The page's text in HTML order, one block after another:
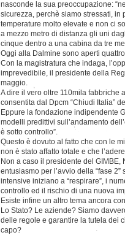
nasconde la sua preoccupazione:
sicurezza, perchè siamo stressati,
temperature molto elevate e non ci
a mezzo metro di distanza gli uni
cinque dentro a una cabina da tre
Oggi alla Dalmine sono aperti
Con la magistratura che indaga,
imprevedibile, il presidente della
maggio.
A dire il vero oltre 110mila fabbriche
consentita dal Dpcm “Chiudi Italia”
Eppure la fondazione indipendente
modelli predittivi sull’andamento
è sotto controllo”.
Questo è dovuto al fatto che con le
non è stato affatto totale e che
Non a caso il presidente del
entusiasmo per l’avvio della “fase
intensive iniziano a “respirare”, i
controllo ed il rischio di una nuova
Esiste infine un altro tema ancora
Lo Stato? Le aziende? Siamo
delle regole e garantire la tutela dei
capo?